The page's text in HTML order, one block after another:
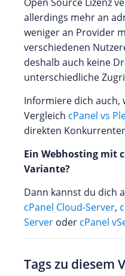
allerdings mehr an
weniger an Provider
verschiedenen
deshalb auch keine
unterschiedliche
Informiere dich auch,
Vergleich cPanel vs
direkten
Ein Webhosting mit
Variante?
Dann kannst du dich
cPanel Cloud-Server,
Server oder cPanel
Tags zu diesem